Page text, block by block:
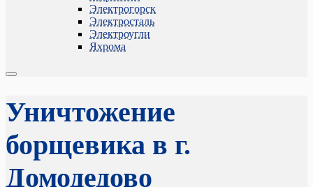
Электрогорск
Электросталь
Электроугли
Яхрома
Уничтожение
борщевика в г.
Домодедово